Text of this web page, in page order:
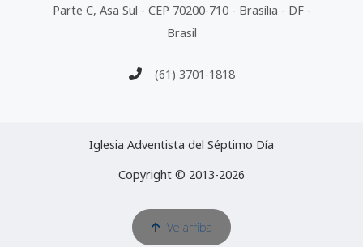
Parte C, Asa Sul - CEP 70200-710 - Brasília - DF -
Brasil
(61) 3701-1818
Iglesia Adventista del Séptimo Día
Copyright © 2013-2026
Ve arriba